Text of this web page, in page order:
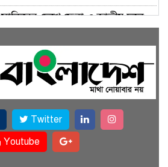
সাকিবের দেশে ফেরা ও জাতীয় দলে
ফেরার সম্ভাবনা নেই, ইঙ্গিত ক্রীড়া
ফেসবুকে যুক্ত হলো বিকাশ, সহজ
হলো ডিজিটাল পেমেন্ট
বৃষ্টি উপেক্ষা করে ‘জুলাই গণঅভ্যুত্থান
স্মৃতি জাদুঘরে’ দর্শনার্থীদের ঢল
Twitter
Youtube